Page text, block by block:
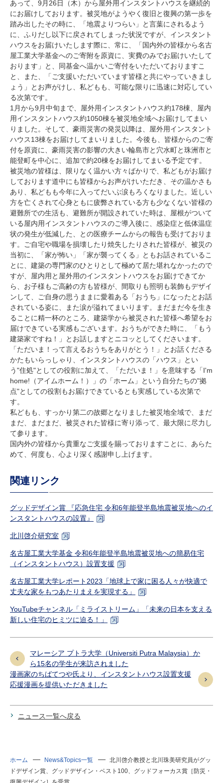
あって、 9 月 26日（木）から屋外用インスタントハウスを継続的
にお届けしております。被災地がようやく復旧と復興の第一歩を
踏み出したその時に、「地震よりつらい」と言葉にされるよう
に、ふりだし以下に戻されてしまった状況ですが、インスタント
ハウスをお届けいたします際に、常に、「国内外の皆様から名古
屋工業大学基金へのご寄附を原資に、実費のみでお届けいたして
おります」と、同基金へ温かいご寄付をいただいておりますこ
と、また、「ご支援いただいています皆様と共にやっていきまし
ょう」とお声がけし、私どもも、可能な限りに迅速に対応してい
る次第です。
1 月から9 月中旬まで、屋外用インスタントハウス約178棟、屋内
用インスタントハウス約1050棟を被災地全域へお届けしてまい
りました。そして、豪雨災害の発災以降は、屋外用インスタント
ハウス13棟をお届けしてまいりました。今後も、皆様からのご寄
付を原資に、豪雨災害の影響の大きい輪島市と穴水町と珠洲市と
能登町を中心に、追加で約20棟をお届けしてまいる予定です。
被災地の皆様は、限りなく温かい方々ばかりで、私どもがお届け
しております道中にも皆様からお声がけいただき、その温かさも
あり、私どもも今年に入ってだいぶ涙もろくなりました。近しい
方を亡くされて心身ともに疲弊されている方も少なくない皆様の
避難所での生活も、避難所が開設されていた時は、屋根がついて
いる屋内用インスタントハウスのご導入後に、感染症と低体温症
状の発生が低減した、との医療チームからの報告も受けておりま
す。ご自宅や職場を損壊したり焼失したりされた皆様が、被災の
当初に、「家が怖い」「家が襲ってくる」ともお話されているこ
とに、建築の専門家のひとりとして極めて居た堪れなかったので
すが、屋内用と屋外用のインスタントハウスをお届けできてか
ら、お子様もご高齢の方も皆様が、間取りも照明も装飾もデザイ
ンして、ご自身の思うままに愛着ある「おうち」になったとお話
されている姿に、また涙が溢れてまいります。まだまだ今を生き
ることに精一杯のところ、建築学から被災された皆様へ希望をお
届けできている実感もございます。おうちができた時に、「もう
建築家ですね！」とお話しますとニコッとしてくださいます。
「ただいま！って言えるおうちをありがとう！」とお話くださる
かたもいらっしゃり、インスタントハウスの「ハウス」とい
う"住処"としての役割に加えて、「ただいま！」を意味する「I'm
home! （アイムホーム！）」の「ホーム」という自分たちの"拠
点"としての役割もお届けできているとも実感している次第で
す。
私どもも、すっかり第二の故郷となりました被災地全域で、まだ
まだ、まだまだ、被災された皆様に寄り添って、最大限に尽力し
て参ります。
国内外の皆様から貴重なご支援を賜っておりますことに、あらた
めて、何度も、心より深く感謝申し上げます。
関連リンク
グッドデザイン賞 『応急住宅 令和6年能登半島地震被災地へのイ
ンスタントハウスの設置』
北川啓介研究室
名古屋工業大学基金 令和6年能登半島地震被災地への簡易住宅
（インスタントハウス）設置支援
名古屋工業大学レポート2023「地球上で家に困る人々が快適で
丈夫な家をもつあたりまえを実現する」
YouTubeチャンネル「ミライストリーム」「未来の日本を支える
新しい住宅のヒミツに迫る！」
マレーシア プトラ大学（Universiti Putra Malaysia）か
ら15名の学生が来訪されました
漫画家のちばてつや氏より、インスタントハウス設置支援
応援漫画を提供いただきました
ニュース一覧へ戻る
ホーム News&Topics一覧
北川啓介教授と北川珠美研究員がグッ
ドデザイン賞、グッドデザイン・ベスト100、グッドフォーカス賞［防災・